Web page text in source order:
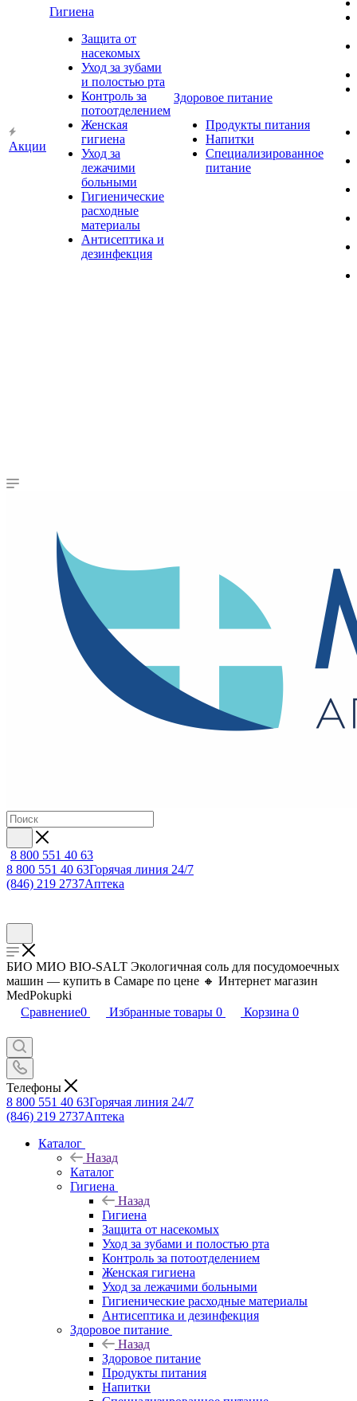
Акции
Гигиена
Защита от
насекомых
Уход за зубами
и полостью рта
Контроль за
потоотделением
Женская
гигиена
Уход за
лежачими
больными
Гигиенические
расходные
материалы
Антисептика и
дезинфекция
Здоровое питание
Продукты питания
Напитки
Специализированное
питание
8 800 551 40 63
8 800 551 40 63Горячая линия 24/7
(846) 219 2737Аптека
БИО МИО BIO-SALT Экологичная соль для посудомоечных
машин — купить в Самаре по цене 🔸 Интернет магазин
MedPokupki
Сравнение0 Избранные товары 0 Корзина 0
Телефоны
8 800 551 40 63Горячая линия 24/7
(846) 219 2737Аптека
Каталог
Назад
Каталог
Гигиена
Назад
Гигиена
Защита от насекомых
Уход за зубами и полостью рта
Контроль за потоотделением
Женская гигиена
Уход за лежачими больными
Гигиенические расходные материалы
Антисептика и дезинфекция
Здоровое питание
Назад
Здоровое питание
Продукты питания
Напитки